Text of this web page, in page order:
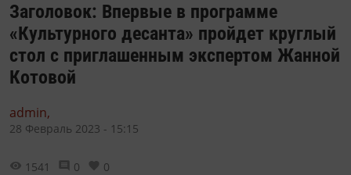
Заголовок: Впервые в программе
«Культурного десанта» пройдет круглый
стол с приглашенным экспертом Жанной
Котовой
admin,
28 Февраль 2023 - 15:15
1541 0 0